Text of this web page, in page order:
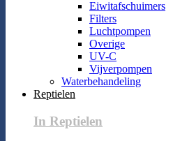
Eiwitafschuimers
Filters
Luchtpompen
Overige
UV-C
Vijverpompen
Waterbehandeling
Reptielen
In Reptielen